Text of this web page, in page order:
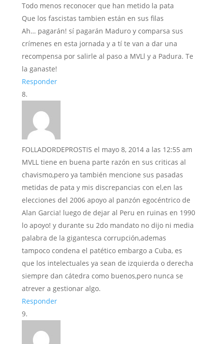
Todo menos reconocer que han metido la pata
Que los fascistas tambien están en sus filas
Ah… pagarán! sí pagarán Maduro y comparsa sus
crímenes en esta jornada y a tí te van a dar una
recompensa por salirle al paso a MVLl y a Padura. Te
la ganaste!
Responder
FOLLADORDEPROSTIS el mayo 8, 2014 a las 12:55 am
MVLL tiene en buena parte razón en sus criticas al
chavismo,pero ya también mencione sus pasadas
metidas de pata y mis discrepancias con el,en las
elecciones del 2006 apoyo al panzón egocéntrico de
Alan Garcia! luego de dejar al Peru en ruinas en 1990
lo apoyo! y durante su 2do mandato no dijo ni media
palabra de la gigantesca corrupción,ademas
tampoco condena el patético embargo a Cuba, es
que los intelectuales ya sean de izquierda o derecha
siempre dan cátedra como buenos,pero nunca se
atrever a gestionar algo.
Responder